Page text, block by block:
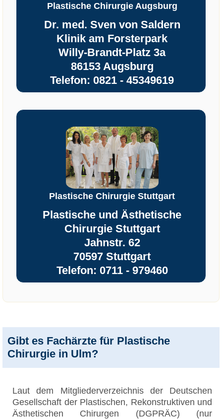
Plastische Chirurgie Augsburg
Dr. med. Sven von Saldern
Klinik am Forsterpark
Willy-Brandt-Platz 3a
86153 Augsburg
Telefon: 0821 - 45349619
Plastische Chirurgie Stuttgart
Plastische und Ästhetische
Chirurgie Stuttgart
Jahnstr. 62
70597 Stuttgart
Telefon: 0711 - 979460
Gibt es Fachärzte für Plastische
Chirurgie in Ulm?
Laut dem Mitgliederverzeichnis der Deutschen
Gesellschaft der Plastischen, Rekonstruktiven und
Ästhetischen Chirurgen (DGPRÄC) (nur